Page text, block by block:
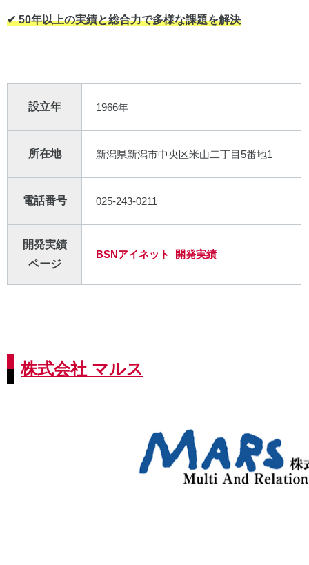
✔︎ 50年以上の実績と総合力で多様な課題を解決
設立年 1966年
所在地 新潟県新潟市中央区米山二丁目5番地1
電話番号 025-243-0211
開発実績
ページ
BSNアイネット 開発実績
株式会社 マルス